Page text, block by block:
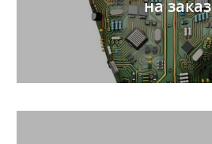
на заказ